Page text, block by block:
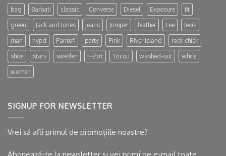
bag Barbati classic Converse Diesel Exposure fit
green Jack and Jones jeans Jumper leather Lee levis
man nypd Pantofi party Pink River Island rock chick
shoe stars sweden t-shirt Tricou washed-out white
women
SIGNUP FOR NEWSLETTER
Vrei să afli primul de promoțiile noastre?